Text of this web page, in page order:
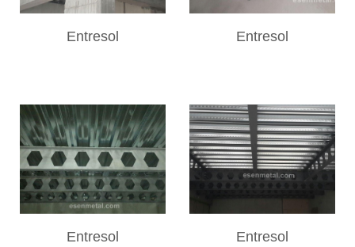
Entresol Entresol
Entresol Entresol